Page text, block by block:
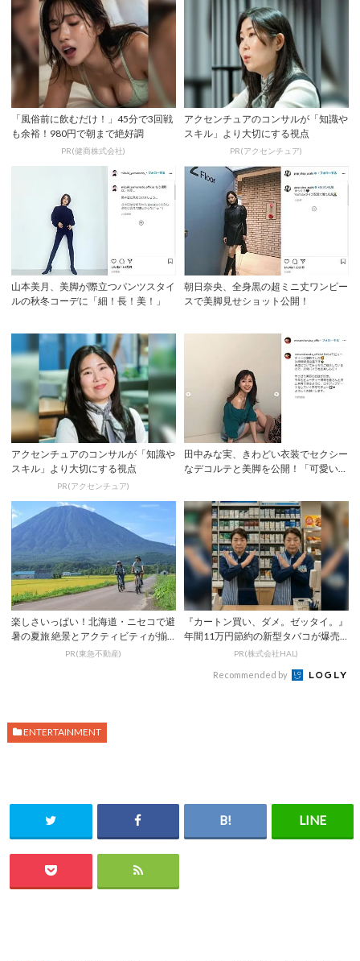
「風俗前に飲むだけ！」45分で3回戦
も余裕！980円で朝まで絶好調
PR(健商株式会社)
アクセンチュアのコンサルが「知識や
スキル」より大切にする視点
PR(アクセンチュア)
山本美月、美脚が際立つパンツスタイ
ルの秋冬コーデに「細！長！美！」
朝日奈央、全身黒の超ミニ丈ワンピー
スで美脚見せショット公開！
アクセンチュアのコンサルが「知識や
スキル」より大切にする視点
PR(アクセンチュア)
田中みな実、きわどい衣装でセクシー
なデコルテと美脚を公開！「可愛い過
楽しさいっぱい！北海道・ニセコで避
暑の夏旅 絶景とアクティビティが揃
う「ニセコ東...PR(東急不動産)
『カートン買い、ダメ。ゼッタイ。』
年間11万円節約の新型タバコが爆売
PR(株式会社HAL)
Recommended by
ENTERTAINMENT